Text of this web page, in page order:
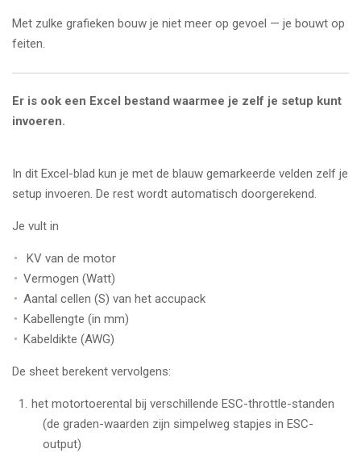
Met zulke grafieken bouw je niet meer op gevoel — je bouwt op
feiten.
Er is ook een Excel bestand waarmee je zelf je setup kunt
invoeren.
In dit Excel-blad kun je met de blauw gemarkeerde velden zelf je
setup invoeren. De rest wordt automatisch doorgerekend.
Je vult in
KV van de motor
Vermogen (Watt)
Aantal cellen (S) van het accupack
Kabellengte (in mm)
Kabeldikte (AWG)
De sheet berekent vervolgens:
het motortoerental bij verschillende ESC-throttle-standen
(de graden-waarden zijn simpelweg stapjes in ESC-
output)